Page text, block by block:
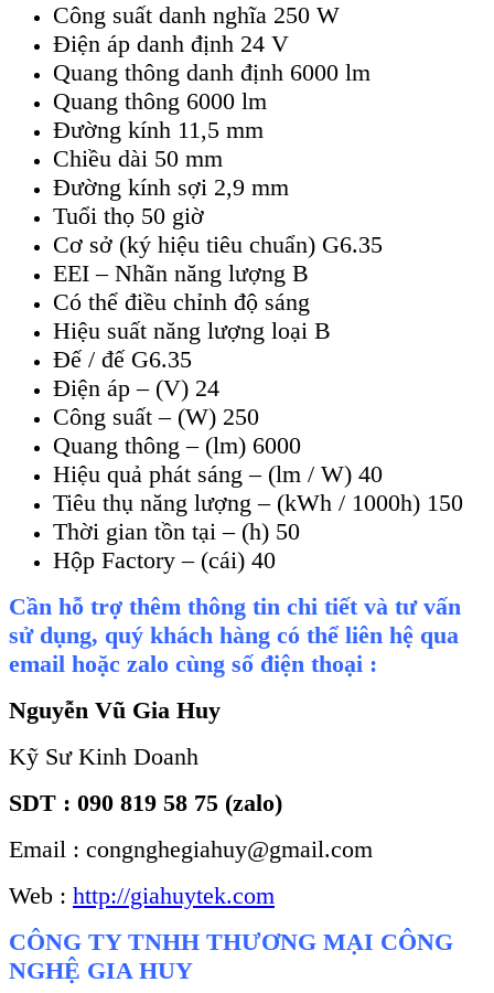
Công suất danh nghĩa 250 W
Điện áp danh định 24 V
Quang thông danh định 6000 lm
Quang thông 6000 lm
Đường kính 11,5 mm
Chiều dài 50 mm
Đường kính sợi 2,9 mm
Tuổi thọ 50 giờ
Cơ sở (ký hiệu tiêu chuẩn) G6.35
EEI – Nhãn năng lượng B
Có thể điều chỉnh độ sáng
Hiệu suất năng lượng loại B
Đế / đế G6.35
Điện áp – (V) 24
Công suất – (W) 250
Quang thông – (lm) 6000
Hiệu quả phát sáng – (lm / W) 40
Tiêu thụ năng lượng – (kWh / 1000h) 150
Thời gian tồn tại – (h) 50
Hộp Factory – (cái) 40
Cần hỗ trợ thêm thông tin chi tiết và tư vấn
sử dụng, quý khách hàng có thể liên hệ qua
email hoặc zalo cùng số điện thoại :
Nguyễn Vũ Gia Huy
Kỹ Sư Kinh Doanh
SDT : 090 819 58 75 (zalo)
Email : congnghegiahuy@gmail.com
Web : http://giahuytek.com
CÔNG TY TNHH THƯƠNG MẠI CÔNG
NGHỆ GIA HUY